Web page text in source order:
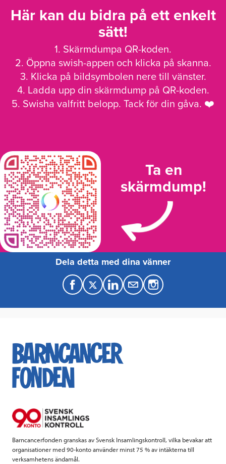
Här kan du bidra på ett enkelt
sätt!
1. Skärmdumpa QR-koden.
2. Öppna swish-appen och klicka på skanna.
3. Klicka på bildsymbolen nere till vänster.
4. Ladda upp din skärmdump på QR-koden.
5. Swisha valfritt belopp. Tack för din gåva. ❤️
Ta en
skärmdump!
Dela detta med dina vänner
F
a
e
b
k
T
w
t
t
L
i
k
e
M
a
Barncancerfonden granskas av Svensk Insamlingskontroll, vilka bevakar att
organisationer med 90-konto använder minst 75 % av intäkterna till
verksamhetens ändamål.